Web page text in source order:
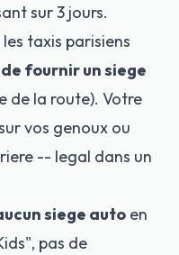
sur 3 jours.
taxis parisiens
fournir unsiege
de la route). Votre
vos genoux ou
-- legal dans un
siege auto en
pas de